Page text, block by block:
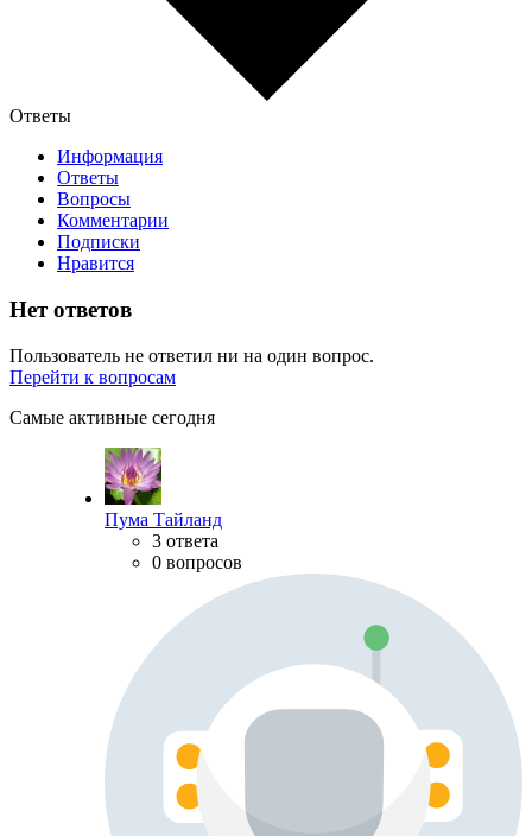
Ответы
Информация
Ответы
Вопросы
Комментарии
Подписки
Нравится
Нет ответов
Пользователь не ответил ни на один вопрос.
Перейти к вопросам
Самые активные сегодня
Пума Тайланд
3 ответа
0 вопросов